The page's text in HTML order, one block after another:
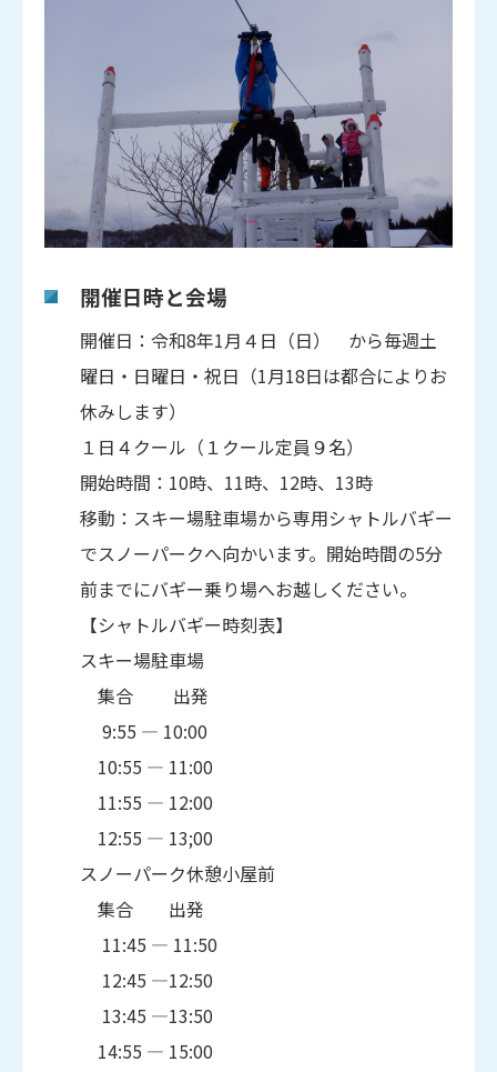
開催日時と会場
開催日：令和8年1月４日（日） から毎週土
曜日・日曜日・祝日（1月18日は都合によりお
休みします）
１日４クール（１クール定員９名）
開始時間：10時、11時、12時、13時
移動：スキー場駐車場から専用シャトルバギー
でスノーパークへ向かいます。開始時間の5分
前までにバギー乗り場へお越しください。
【シャトルバギー時刻表】
スキー場駐車場
集合 出発
9:55 ― 10:00
10:55 ― 11:00
11:55 ― 12:00
12:55 ― 13;00
スノーパーク休憩小屋前
集合 出発
11:45 ― 11:50
12:45 ―12:50
13:45 ―13:50
14:55 ― 15:00